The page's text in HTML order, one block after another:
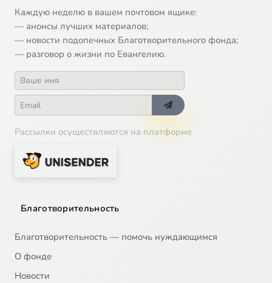
Каждую неделю в вашем почтовом ящике:
— анонсы лучших материалов;
— новости подопечных Благотворительного фонда;
— разговор о жизни по Евангелию.
Рассылки осуществляются на платформе
Благотворительность
Благотворительность — помочь нуждающимся
О фонде
Новости